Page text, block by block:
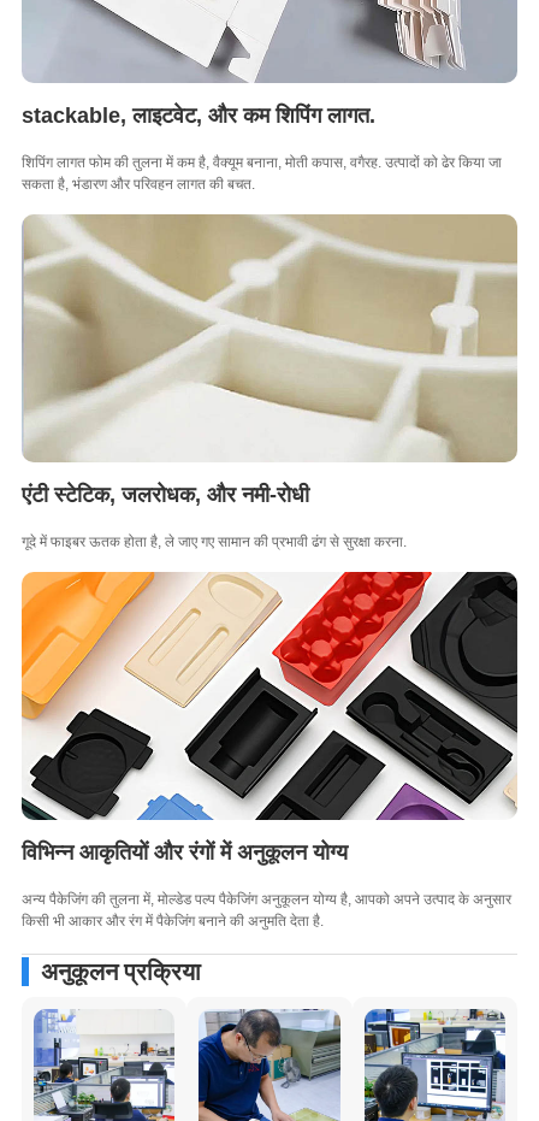
stackable, लाइटवेट, और कम शिपिंग लागत.
शिपिंग लागत फोम की तुलना में कम है, वैक्यूम बनाना, मोती कपास, वगैरह. उत्पादों को ढेर किया जा
सकता है, भंडारण और परिवहन लागत की बचत.
एंटी स्टेटिक, जलरोधक, और नमी-रोधी
गूदे में फाइबर ऊतक होता है, ले जाए गए सामान की प्रभावी ढंग से सुरक्षा करना.
विभिन्न आकृतियों और रंगों में अनुकूलन योग्य
अन्य पैकेजिंग की तुलना में, मोल्डेड पल्प पैकेजिंग अनुकूलन योग्य है, आपको अपने उत्पाद के अनुसार
किसी भी आकार और रंग में पैकेजिंग बनाने की अनुमति देता है.
अनुकूलन प्रक्रिया